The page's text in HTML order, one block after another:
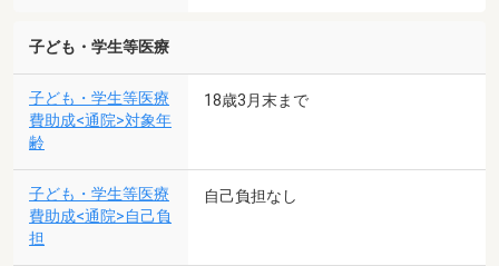
子ども・学生等医療
子ども・学生等医療
費助成<通院>対象年
齢
18歳3月末まで
子ども・学生等医療
費助成<通院>自己負
担
自己負担なし